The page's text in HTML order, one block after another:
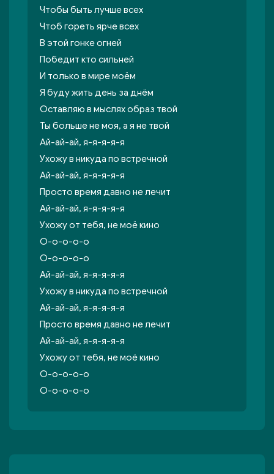
Чтобы быть лучше всех
Чтоб гореть ярче всех
В этой гонке огней
Победит кто сильней
И только в мире моём
Я буду жить день за днём
Оставляю в мыслях образ твой
Ты больше не моя, а я не твой
Ай-ай-ай, я-я-я-я-я
Ухожу в никуда по встречной
Ай-ай-ай, я-я-я-я-я
Просто время давно не лечит
Ай-ай-ай, я-я-я-я-я
Ухожу от тебя, не моё кино
О-о-о-о-о
О-о-о-о-о
Ай-ай-ай, я-я-я-я-я
Ухожу в никуда по встречной
Ай-ай-ай, я-я-я-я-я
Просто время давно не лечит
Ай-ай-ай, я-я-я-я-я
Ухожу от тебя, не моё кино
О-о-о-о-о
О-о-о-о-о